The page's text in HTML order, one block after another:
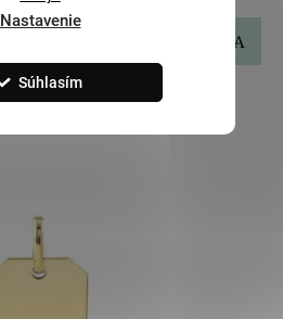
Nastavenie
Súhlasím
DO KOŠÍKA